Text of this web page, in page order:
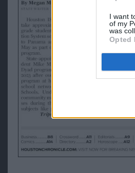
I want
of my
was
Opted